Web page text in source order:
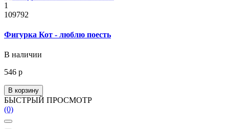
1
109792
Фигурка Кот - люблю поесть
В наличии
546 р
В корзину
БЫСТРЫЙ ПРОСМОТР
(0)